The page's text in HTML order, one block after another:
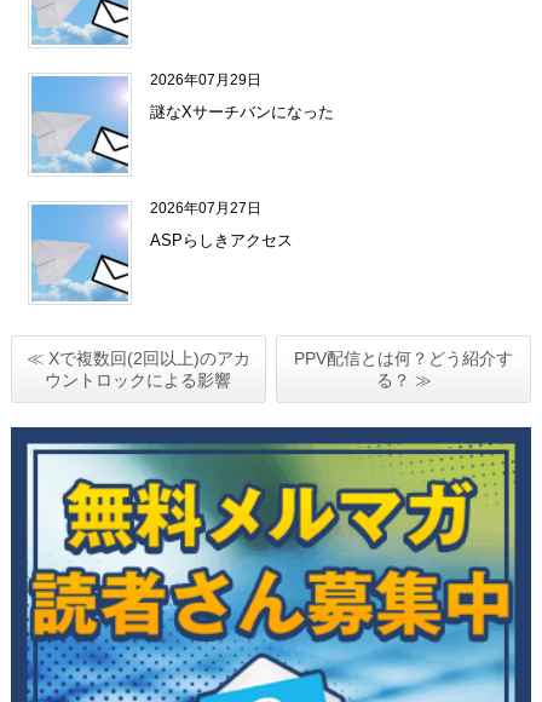
2026年07月29日
謎なXサーチバンになった
2026年07月27日
ASPらしきアクセス
≪ Xで複数回(2回以上)のアカ
ウントロックによる影響
PPV配信とは何？どう紹介す
る？ ≫